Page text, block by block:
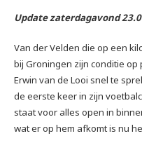
Update zaterdagavond
Van der Velden die op een
bij Groningen zijn conditie
Erwin van de Looi snel te
de eerste keer in zijn
staat voor alles open in
wat er op hem afkomt is nu